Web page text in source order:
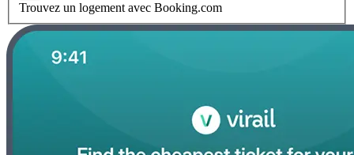
Trouvez un logement avec Booking.com